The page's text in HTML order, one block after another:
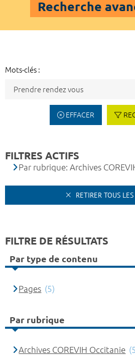
Recherche
Mots-clés :
EFFACER
FILTRES ACTIFS
Par rubrique: Archives
RETIRER TOUS
FILTRE DE RÉSULTATS
Par type de contenu
Pages (5)
Par rubrique
Archives COREVIH Occitanie